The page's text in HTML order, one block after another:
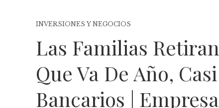
INVERSIONES Y NEGOCIOS
Las Familias
Que Va De Año,
Bancarios |